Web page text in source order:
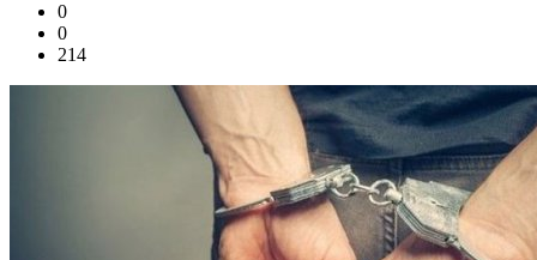
0
0
214